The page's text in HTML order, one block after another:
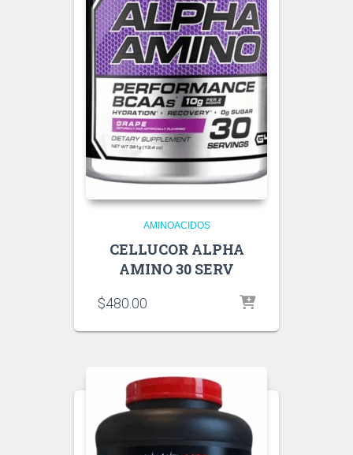
AMINOACIDOS
CELLUCOR ALPHA
AMINO 30 SERV
$480.00